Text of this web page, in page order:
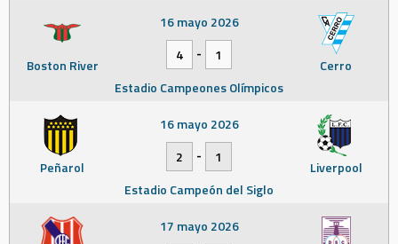
Boston River Cerro
16 mayo 2026
4
-
1
Estadio Campeones Olímpicos
Peñarol Liverpool
16 mayo 2026
2
-
1
Estadio Campeón del Siglo
17 mayo 2026